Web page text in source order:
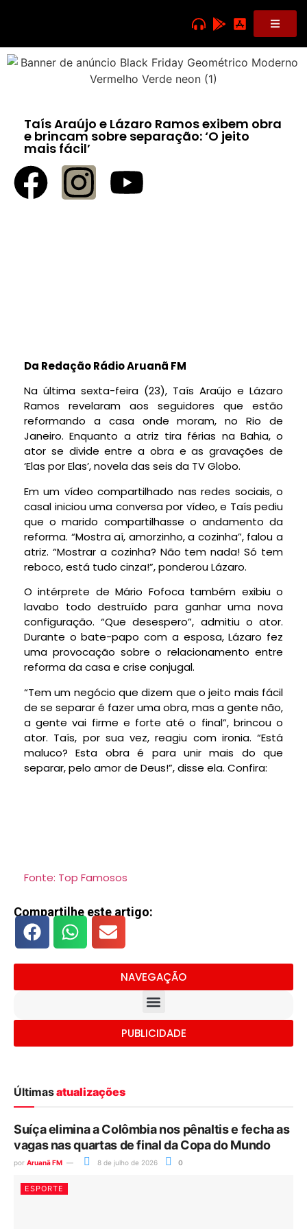
Taís Araújo e Lázaro Ramos exibem obra
e brincam sobre separação: ‘O jeito
mais fácil’
Da Redação Rádio Aruanã FM
Na última sexta-feira (23), Taís Araújo e Lázaro
Ramos revelaram aos seguidores que estão
reformando a casa onde moram, no Rio de
Janeiro. Enquanto a atriz tira férias na Bahia, o
ator se divide entre a obra e as gravações de
‘Elas por Elas’, novela das seis da TV Globo.
Em um vídeo compartilhado nas redes sociais, o
casal iniciou uma conversa por vídeo, e Taís pediu
que o marido compartilhasse o andamento da
reforma. “Mostra aí, amorzinho, a cozinha”, falou a
atriz. “Mostrar a cozinha? Não tem nada! Só tem
reboco, está tudo cinza!”, ponderou Lázaro.
O intérprete de Mário Fofoca também exibiu o
lavabo todo destruído para ganhar uma nova
configuração. “Que desespero”, admitiu o ator.
Durante o bate-papo com a esposa, Lázaro fez
uma provocação sobre o relacionamento entre
reforma da casa e crise conjugal.
“Tem um negócio que dizem que o jeito mais fácil
de se separar é fazer uma obra, mas a gente não,
a gente vai firme e forte até o final”, brincou o
ator. Taís, por sua vez, reagiu com ironia. “Está
maluco? Esta obra é para unir mais do que
separar, pelo amor de Deus!”, disse ela. Confira:
Fonte: Top Famosos
Compartilhe este artigo:
NAVEGAÇÃO
PUBLICIDADE
Últimasatualizações
Suíça elimina a Colômbia nos pênaltis e fecha as
vagas nas quartas de final da Copa do Mundo
por Aruanã FM 8 de julho de 2026 0
ESPORTE